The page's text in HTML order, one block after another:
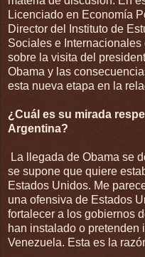
Licenciado en Economía
Director del Instituto de
Sociales e
sobre la visita del
Obama y las
esta nueva etapa en la
¿Cuál es su mirada
Argentina?
La llegada de Obama se
se supone que quiere
Estados Unidos. Me
una ofensiva de Estados
fortalecer a los gobiernos
han instalado o pretenden
Venezuela. Esta es la